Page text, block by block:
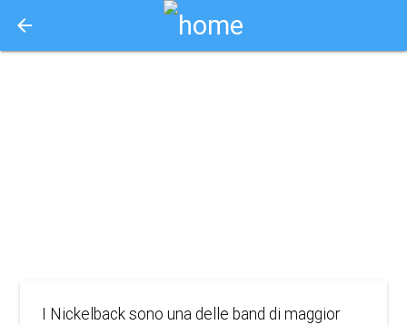
arrow_back
I Nickelback sono una delle band di maggior